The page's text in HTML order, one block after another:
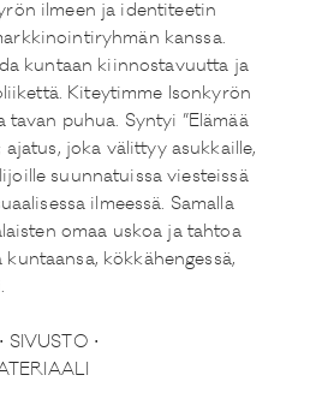
ilmeen ja identiteetin
kanssa.
kuntaan kiinnostavuutta ja
Kiteytimme Isonkyrön
puhua. Syntyi ”Elämää
ajatus, joka välittyy asukkaille,
suunnatuissa viesteissä
ilmeessä. Samalla
omaa uskoa ja tahtoa
kökkähengessä,
SIVUSTO ⋅